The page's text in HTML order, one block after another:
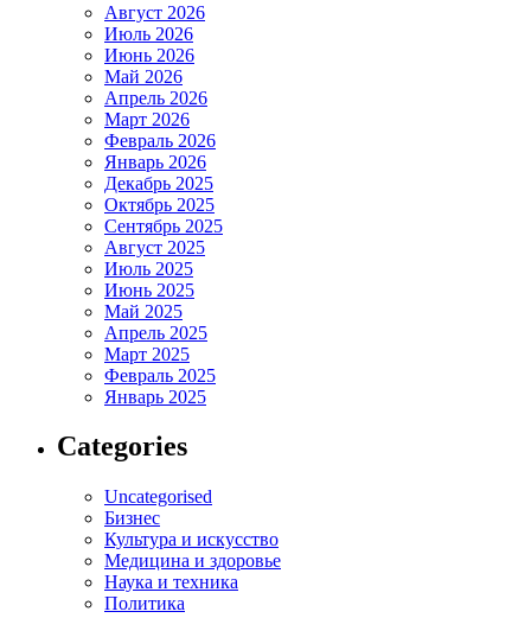
Август 2026
Июль 2026
Июнь 2026
Май 2026
Апрель 2026
Март 2026
Февраль 2026
Январь 2026
Декабрь 2025
Октябрь 2025
Сентябрь 2025
Август 2025
Июль 2025
Июнь 2025
Май 2025
Апрель 2025
Март 2025
Февраль 2025
Январь 2025
Categories
Uncategorised
Бизнес
Культура и искусство
Медицина и здоровье
Наука и техника
Политика